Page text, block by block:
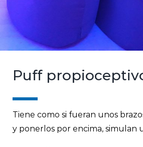
Puff
Tiene como si fueran unos
y ponerlos por encima, simulan